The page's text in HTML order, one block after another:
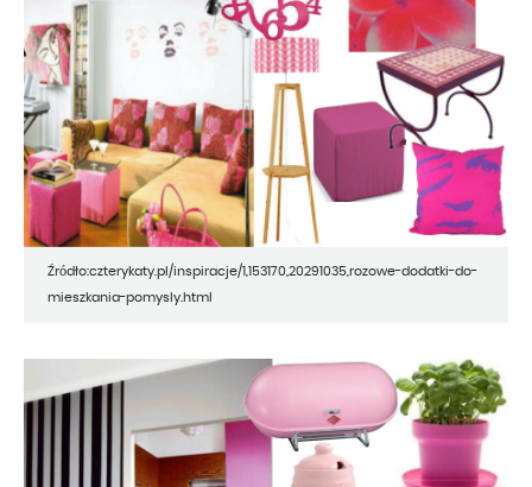
Źródło:czterykaty.pl/inspiracje/1,153170,20291035,rozowe-dodatki-do-
mieszkania-pomysly.html